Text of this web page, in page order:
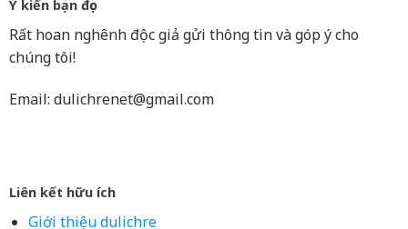
Ý kiến bạn đọc
Rất hoan nghênh độc giả gửi thông tin và góp ý cho
chúng tôi!
Email: dulichrenet@gmail.com
Liên kết hữu ích
Giới thiệu dulichre